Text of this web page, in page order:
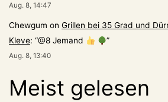
Aug. 8, 14:47
Chewgum on Grillen bei 35 Grad und
Kleve: “@8 Jemand ”
Aug. 8, 13:40
Meist gelesen